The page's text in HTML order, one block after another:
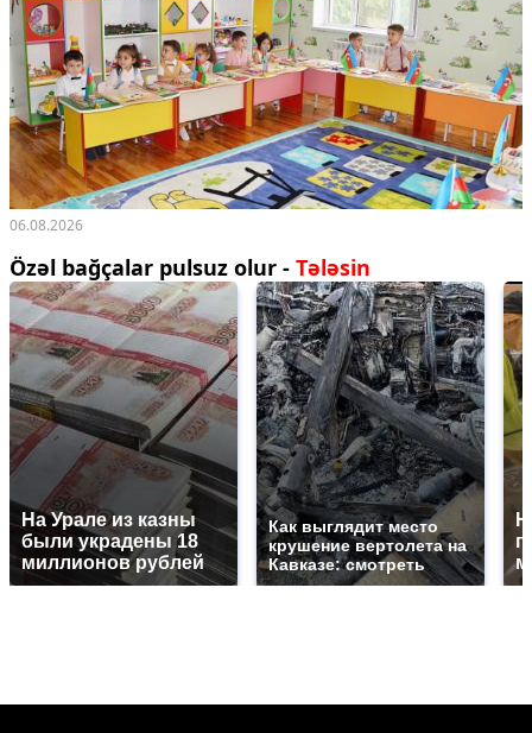
06.08.2026
Özəl bağçalar pulsuz olur - Tələsin
На Урале из казны
были украдены 18
миллионов рублей
Как выглядит место
крушение вертолета на
Кавказе: смотреть